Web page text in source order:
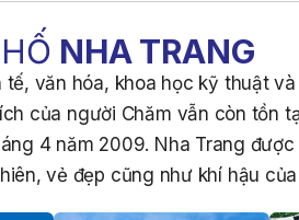
NHA TRANG
văn hóa, khoa học kỹ thuật
của người Chăm vẫn còn tồn
4 năm 2009. Nha Trang
vẻ đẹp cũng như khí hậu của